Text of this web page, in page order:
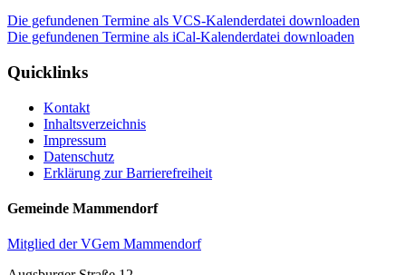
Die gefundenen Termine als VCS-Kalenderdatei downloaden
Die gefundenen Termine als iCal-Kalenderdatei downloaden
Quicklinks
Kontakt
Inhaltsverzeichnis
Impressum
Datenschutz
Erklärung zur Barrierefreiheit
Gemeinde Mammendorf
Mitglied der VGem Mammendorf